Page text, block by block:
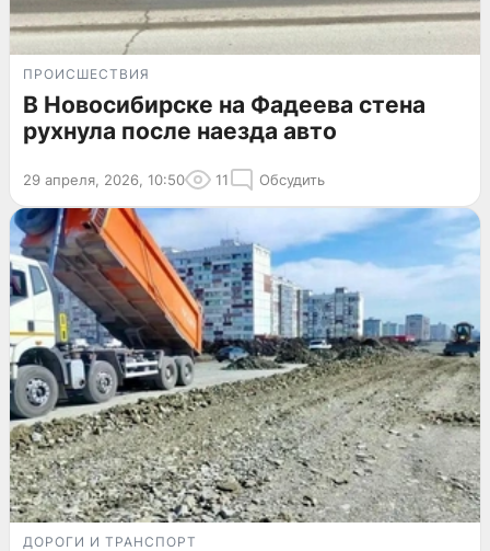
ПРОИСШЕСТВИЯ
В Новосибирске на Фадеева стена
рухнула после наезда авто
29 апреля, 2026, 10:50 11 Обсудить
ДОРОГИ И ТРАНСПОРТ